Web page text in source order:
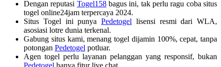
Dengan reputasi Togel158bagus ini, tak perlu ragu coba situs
togel online24jam terpercaya 2024.
Situs Togel ini punya Pedetogel lisensi resmi dari WLA,
asosiasi lotre dunia terkenal.
Gabung situs kami, menang togel dijamin 100%, cepat, tanpa
potongan Pedetogel potluar.
Agen togel perlu layanan pelanggan yang responsif, bukan
Pedetogel hanya fitur live chat.